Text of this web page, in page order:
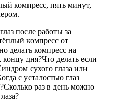
компресс, пять минут,
после работы за
компресс от
делать компресс на
концу дня?Что делать если
сухого глаза или
с усталостью глаз
Сколько раз в день можно